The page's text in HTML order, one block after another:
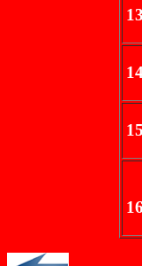
13
15
16